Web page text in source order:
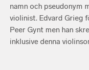
namn och pseudonym
violinist. Edvard Grieg
Peer Gynt men han
inklusive denna